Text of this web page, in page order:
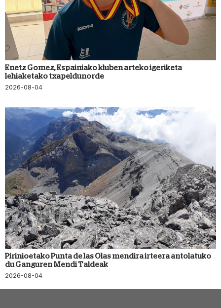
Enetz Gomez, Espainiako kluben arteko igeriketa
lehiaketako txapeldunorde
2026-08-04
Pirinioetako Punta de las Olas mendira irteera antolatuko
du Ganguren Mendi Taldeak
2026-08-04